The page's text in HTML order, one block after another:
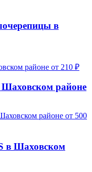
в
от 210 ₽
районе
от 500
в Шаховском